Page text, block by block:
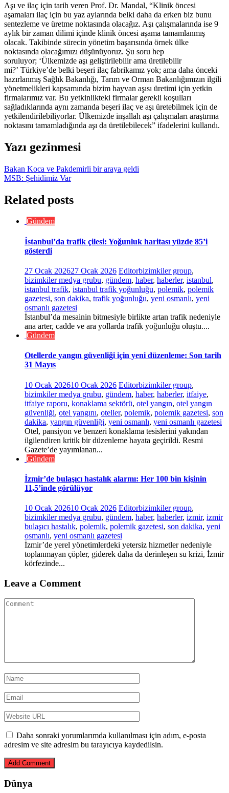
Aşı ve ilaç için tarih veren Prof. Dr. Mandal, “Klinik öncesi
aşamaları ilaç için bu yaz aylarında belki daha da erken biz bunu
sentezleme ve üretme noktasında olacağız. Aşı çalışmalarında ise 9
aylık bir zaman dilimi içinde klinik öncesi aşama tamamlanmış
olacak. Takibinde sürecin yönetim başarısında örnek ülke
noktasında olacağımızı düşünüyoruz. Şu soru hep
soruluyor; ‘Ülkemizde aşı geliştirilebilir ama üretilebilir
mi?’ Türkiye’de belki beşeri ilaç fabrikamız yok; ama daha önceki
hazırlanmış Sağlık Bakanlığı, Tarım ve Orman Bakanlığımızın ilgili
yönetmelikleri kapsamında bizim hayvan aşısı üretimi için yetkin
firmalarımız var. Bu yetkinlikteki firmalar gerekli koşulları
sağladıklarında aynı zamanda beşeri ilaç ve aşı üretebilmek için de
yetkilendirilebiliyorlar. Ülkemizde inşallah aşı çalışmaları araştırma
noktasını tamamladığında aşı da üretilebilecek” ifadelerini kullandı.
Yazı gezinmesi
Bakan Koca ve Pakdemirli bir araya geldi
MSB: Şehidimiz Var
Related posts
Gündem
İstanbul’da trafik çilesi: Yoğunluk haritası yüzde 85’i
gösterdi
27 Ocak 202627 Ocak 2026 Editorbizimkiler group,
bizimkiler medya grubu, gündem, haber, haberler, istanbul,
istanbul trafik, istanbul trafik yoğunluğu, polemik, polemik
gazetesi, son dakika, trafik yoğunluğu, yeni osmanlı, yeni
osmanlı gazetesi
İstanbul’da mesainin bitmesiyle birlikte artan trafik nedeniyle
ana arter, cadde ve ara yollarda trafik yoğunluğu oluştu....
Gündem
Otellerde yangın güvenliği için yeni düzenleme: Son tarih
31 Mayıs
10 Ocak 202610 Ocak 2026 Editorbizimkiler group,
bizimkiler medya grubu, gündem, haber, haberler, itfaiye,
itfaiye raporu, konaklama sektörü, otel yangın, otel yangın
güvenliği, otel yangını, oteller, polemik, polemik gazetesi, son
dakika, yangın güvenliği, yeni osmanlı, yeni osmanlı gazetesi
Otel, pansiyon ve benzeri konaklama tesislerini yakından
ilgilendiren kritik bir düzenleme hayata geçirildi. Resmi
Gazete’de yayımlanan...
Gündem
İzmir’de bulaşıcı hastalık alarmı: Her 100 bin kişinin
11,5’inde görülüyor
10 Ocak 202610 Ocak 2026 Editorbizimkiler group,
bizimkiler medya grubu, gündem, haber, haberler, izmir, izmir
bulaşıcı hastalık, polemik, polemik gazetesi, son dakika, yeni
osmanlı, yeni osmanlı gazetesi
İzmir’de yerel yönetimlerdeki yetersiz hizmetler nedeniyle
toplanmayan çöpler, giderek daha da derinleşen su krizi, İzmir
körfezinde...
Leave a Comment
Daha sonraki yorumlarımda kullanılması için adım, e-posta
adresim ve site adresim bu tarayıcıya kaydedilsin.
Dünya